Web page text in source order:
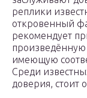
реплики
откровенный
рекомендует
имеющую
Среди
доверия, стоит